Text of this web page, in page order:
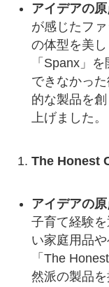
アイデアの原
が感じたフ
の体型を美
「Spanx」
できなかっ
的な製品を
上げました。
The Honest
アイデアの原
子育て経験
い家庭用品
「The
然派の製品